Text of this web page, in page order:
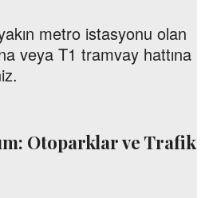
metro istasyonu olan
veya T1 tramvay hattına
Otoparklar ve Trafik